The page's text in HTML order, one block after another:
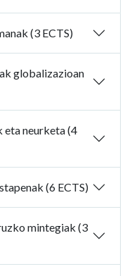
(3 ECTS)
globalizazioan
eta neurketa (4
(6 ECTS)
mintegiak (3